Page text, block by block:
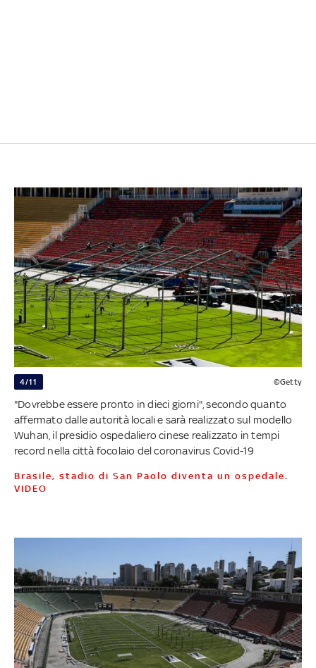
4/11 ©Getty
"Dovrebbe essere pronto in dieci giorni", secondo quanto
affermato dalle autorità locali e sarà realizzato sul modello
Wuhan, il presidio ospedaliero cinese realizzato in tempi
record nella città focolaio del coronavirus Covid-19
Brasile, stadio di San Paolo diventa un ospedale.
VIDEO